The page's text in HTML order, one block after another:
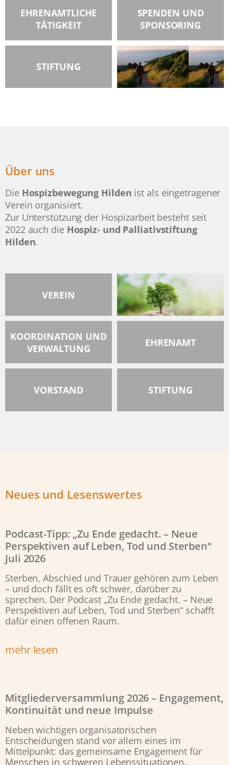
EHRENAMTLICHE
TÄTIGKEIT
SPENDEN UND
SPONSORING
STIFTUNG
Über uns
Die Hospizbewegung Hilden ist als eingetragener
Verein organisiert.
Zur Unterstützung der Hospizarbeit besteht seit
2022 auch die Hospiz- und Palliativstiftung
Hilden.
VEREIN
KOORDINATION UND
VERWALTUNG
EHRENAMT
VORSTAND STIFTUNG
Neues und Lesenswertes
Podcast-Tipp: „Zu Ende gedacht. – Neue
Perspektiven auf Leben, Tod und Sterben“
Juli 2026
Sterben, Abschied und Trauer gehören zum Leben
– und doch fällt es oft schwer, darüber zu
sprechen. Der Podcast „Zu Ende gedacht. – Neue
Perspektiven auf Leben, Tod und Sterben“ schafft
dafür einen offenen Raum.
mehr lesen
Mitgliederversammlung 2026 – Engagement,
Kontinuität und neue Impulse
Neben wichtigen organisatorischen
Entscheidungen stand vor allem eines im
Mittelpunkt: das gemeinsame Engagement für
Menschen in schweren Lebenssituationen.